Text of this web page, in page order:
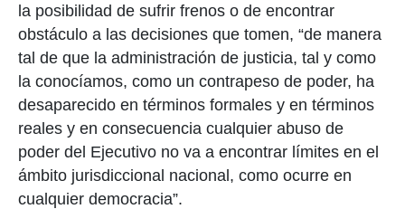
la posibilidad de sufrir frenos o de encontrar
obstáculo a las decisiones que tomen, “de manera
tal de que la administración de justicia, tal y como
la conocíamos, como un contrapeso de poder, ha
desaparecido en términos formales y en términos
reales y en consecuencia cualquier abuso de
poder del Ejecutivo no va a encontrar límites en el
ámbito jurisdiccional nacional, como ocurre en
cualquier democracia”.